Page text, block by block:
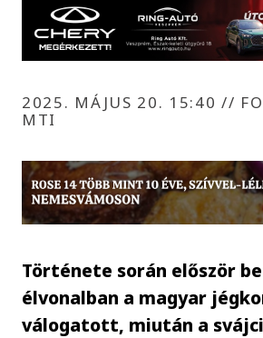
2025. MÁJUS 20. 15:40//
MTI
Története során először
élvonalban a magyar
válogatott, miután a